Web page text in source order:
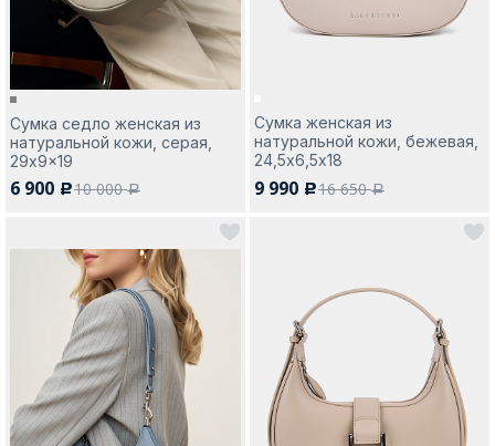
Сумка седло женская из
натуральной кожи, серая,
29x9x19
6 900 c10 000a
Сумка женская из
натуральной кожи, бежевая,
24,5х6,5х18
9 990 c16 650a